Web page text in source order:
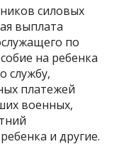
силовых
выплата
по
на ребенка
службу,
платежей
военных,
и другие.